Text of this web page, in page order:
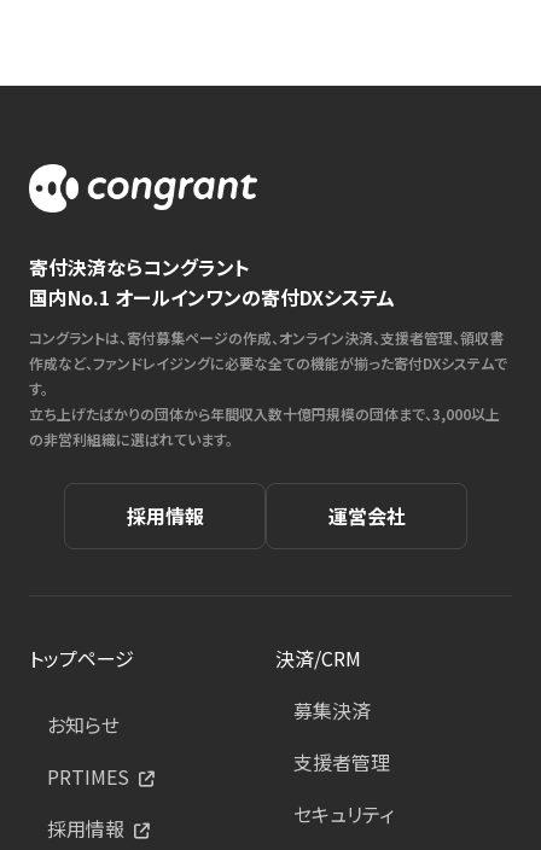
寄付決済ならコングラント
国内No.1 オールインワンの寄付DXシステム
コングラントは、寄付募集ページの作成、オンライン決済、支援者管理、領収書
作成など、ファンドレイジングに必要な全ての機能が揃った寄付DXシステムで
す。
立ち上げたばかりの団体から年間収入数十億円規模の団体まで、3,000以上
の非営利組織に選ばれています。
採用情報 運営会社
トップページ
お知らせ
PRTIMES
採用情報
決済/CRM
募集決済
支援者管理
セキュリティ